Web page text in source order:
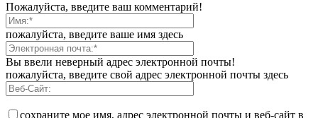
Пожалуйста, введите ваш комментарий!
пожалуйста, введите ваше имя здесь
Вы ввели неверный адрес электронной почты!
пожалуйста, введите свой адрес электронной почты здесь
сохраните мое имя, адрес электронной почты и веб-сайт в